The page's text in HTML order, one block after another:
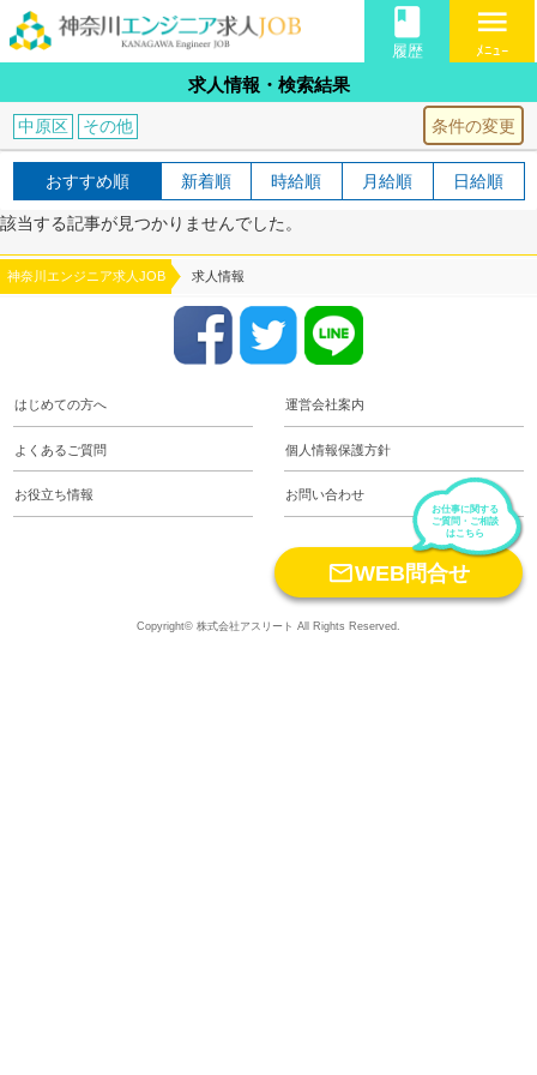
book
履歴
menu
ﾒﾆｭｰ
求人情報・検索結果
条件の変更
中原区 その他
おすすめ順 新着順 時給順 月給順 日給順
該当する記事が見つかりませんでした。
神奈川エンジニア求人JOB 求人情報
はじめての方へ 運営会社案内
よくあるご質問 個人情報保護方針
お役立ち情報 お問い合わせ
お仕事に関する
ご質問・ご相談
はこちら
WEB問合せ
Copyright© 株式会社アスリート All Rights Reserved.